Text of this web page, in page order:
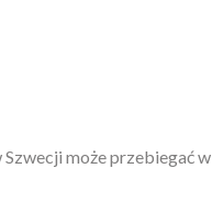
może przebiegać w